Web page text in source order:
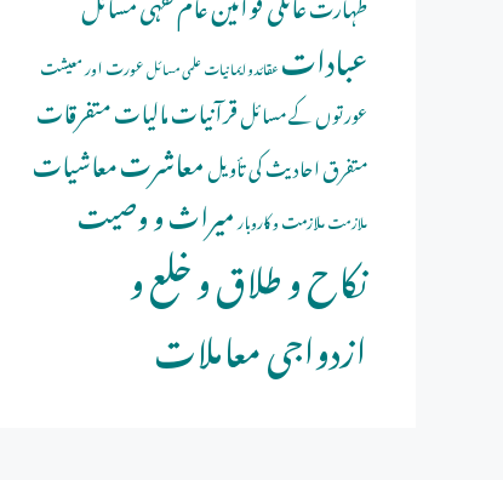
عباداتعقائد و ایمانیاتعلمی مسائلعورت اور معیشت
عورتوں کے مسائلقرآنیاتمالیاتمتفرقات
متفرق احادیث کی تأویلمعاشرتمعاشیات
ملازمتملازمت و کاروبارمیراث و وصیت
نکاح و طلاق و خلع و
ازدواجی معاملات